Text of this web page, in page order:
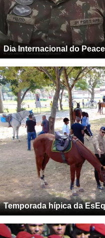
Dia Internacional do
Temporada hípica da